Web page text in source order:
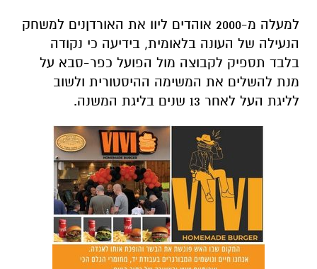
למעלה מ-2000 אוהדים ליוו את האורדןנים למשחק
הנעילה של העונה בלאומית, בידיעה כי נקודה
בלבד תספיק לקבוצה מול הפועל כפר-סבא על
מנת להשלים את המשימה ההיסטורית ולשוב
לליגת העל לאחר 13 שנים בליגת המשנה.